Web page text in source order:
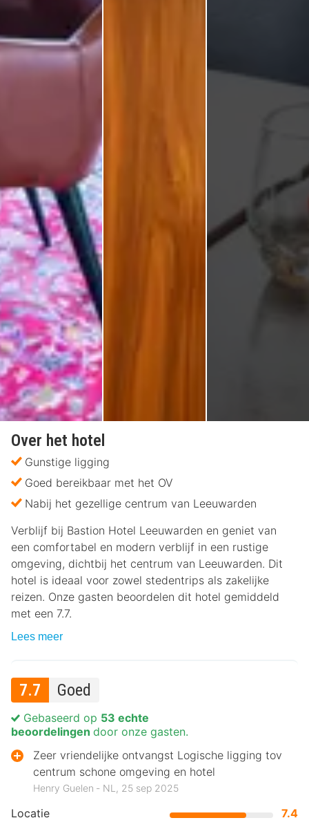
Over het hotel
Gunstige ligging
Goed bereikbaar met het OV
Nabij het gezellige centrum van Leeuwarden
Verblijf bij Bastion Hotel Leeuwarden en geniet van
een comfortabel en modern verblijf in een rustige
omgeving, dichtbij het centrum van Leeuwarden. Dit
hotel is ideaal voor zowel stedentrips als zakelijke
reizen. Onze gasten beoordelen dit hotel gemiddeld
met een 7.7.
Lees meer
7.7 Goed
Locatie
7.4
Gebaseerd op 53 echte
beoordelingen door onze gasten.
Zeer vriendelijke ontvangst Logische ligging tov
centrum schone omgeving en hotel
Henry Guelen ‐ NL, 25 sep 2025